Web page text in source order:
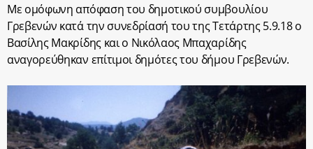
Με ομόφωνη απόφαση του δημοτικού συμβουλίου
Γρεβενών κατά την συνεδρίασή του της Τετάρτης 5.9.18 ο
Βασίλης Μακρίδης και ο Νικόλαος Μπαχαρίδης
αναγορεύθηκαν επίτιμοι δημότες του δήμου Γρεβενών.